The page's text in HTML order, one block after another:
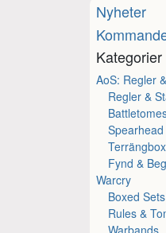
Nyheter
Kategorier
AoS: Regler
Regler &
Fynd &
Warcry
Boxed Sets
Rules &
Warbands